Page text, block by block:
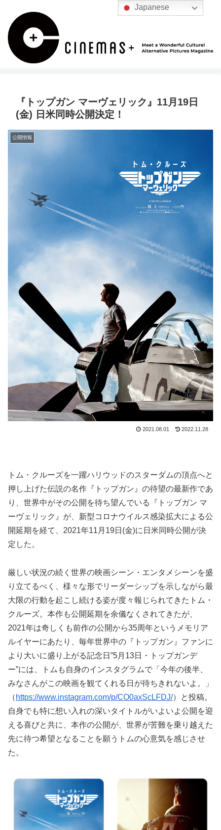
『トップガン マーヴェリック』11月19日
(金) 日米同時公開決定！
公開情報
2021.08.01 2022.11.28
トム・クルーズを一躍ハリウッドのスターダムの頂点へと
押し上げた伝説の名作『トップガン』の待望の最新作であ
り、世界中がその公開を待ち望んでいる『トップガン マ
ーヴェリック』が、新型コロナウイルス感染拡大による公
開延期を経て、2021年11月19日(金)に日米同時公開が決
定した。
厳しい状況の続く世界の映画シーン・エンタメシーンを盛
り立てるべく、様々な形でリーダーシップを示しながら最
大限の行動を起こし続ける姿が度々報じられてきたトム・
クルーズ。本作も公開延期を余儀なくされてきたが、
2021年は奇しくも前作の公開から35周年というメモリア
ルイヤーにあたり、毎年世界中の『トップガン』ファンに
より大いに盛り上がる記念日”5月13日・トップガンデ
ー”には、トムも自身のインスタグラムで「今年の後半、
みなさんがこの映画を観てくれる日が待ちきれないよ。」
（ https://www.instagram.com/p/CO0axScLFDJ/）と投稿。
自身でも特に想い入れの深いタイトルがいよいよ公開を迎
える喜びと共に、本作の公開が、世界が苦難を乗り越えた
先に待つ希望となることを願うトムの心意気を感じさせ
た。
Japanese